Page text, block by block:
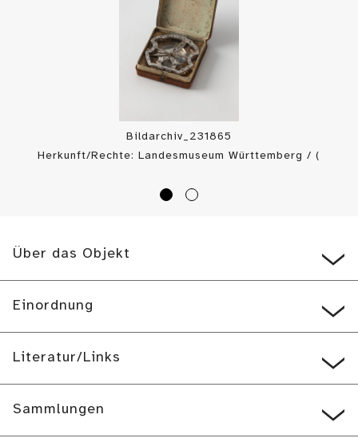
Bildarchiv_231865
Herkunft/Rechte: Landesmuseum Württemberg / (
Über das Objekt
Einordnung
Literatur/Links
Sammlungen